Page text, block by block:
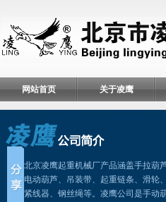
网站首页 关于凌鹰
北京凌鹰起重机械厂产品涵盖手拉葫
芦、电动葫芦、吊装带、起重链条、滑轮
具、紧线器、钢丝绳等。凌鹰公司是手动